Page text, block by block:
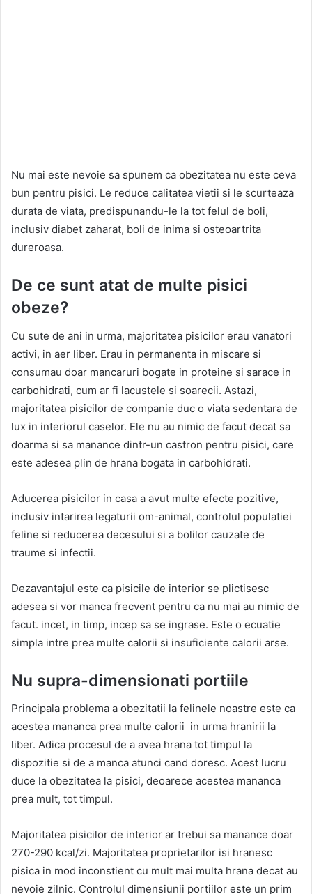
Nu mai este nevoie sa spunem ca obezitatea nu este ceva
bun pentru pisici. Le reduce calitatea vietii si le scurteaza
durata de viata, predispunandu-le la tot felul de boli,
inclusiv diabet zaharat, boli de inima si osteoartrita
dureroasa.
De ce sunt atat de multe pisici
obeze?
Cu sute de ani in urma, majoritatea pisicilor erau vanatori
activi, in aer liber. Erau in permanenta in miscare si
consumau doar mancaruri bogate in proteine si sarace in
carbohidrati, cum ar fi lacustele si soarecii. Astazi,
majoritatea pisicilor de companie duc o viata sedentara de
lux in interiorul caselor. Ele nu au nimic de facut decat sa
doarma si sa manance dintr-un castron pentru pisici, care
este adesea plin de hrana bogata in carbohidrati.
Aducerea pisicilor in casa a avut multe efecte pozitive,
inclusiv intarirea legaturii om-animal, controlul populatiei
feline si reducerea decesului si a bolilor cauzate de
traume si infectii.
Dezavantajul este ca pisicile de interior se plictisesc
adesea si vor manca frecvent pentru ca nu mai au nimic de
facut. incet, in timp, incep sa se ingrase. Este o ecuatie
simpla intre prea multe calorii si insuficiente calorii arse.
Nu supra-dimensionati portiile
Principala problema a obezitatii la felinele noastre este ca
acestea mananca prea multe calorii in urma hranirii la
liber. Adica procesul de a avea hrana tot timpul la
dispozitie si de a manca atunci cand doresc. Acest lucru
duce la obezitatea la pisici, deoarece acestea mananca
prea mult, tot timpul.
Majoritatea pisicilor de interior ar trebui sa manance doar
270-290 kcal/zi. Majoritatea proprietarilor isi hranesc
pisica in mod inconstient cu mult mai multa hrana decat au
nevoie zilnic. Controlul dimensiunii portiilor este un prim